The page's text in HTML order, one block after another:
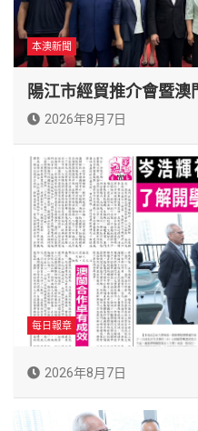
本澳新聞
陽江市經貿推介會暨
2026年8月7日
每日報章
2026年8月7日